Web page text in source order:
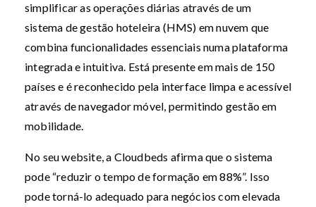
simplificar as operações diárias através de um
sistema de gestão hoteleira (HMS) em nuvem que
combina funcionalidades essenciais numa plataforma
integrada e intuitiva. Está presente em mais de 150
países e é reconhecido pela interface limpa e acessível
através de navegador móvel, permitindo gestão em
mobilidade.
No seu website, a Cloudbeds afirma que o sistema
pode “reduzir o tempo de formação em 88%”. Isso
pode torná-lo adequado para negócios com elevada